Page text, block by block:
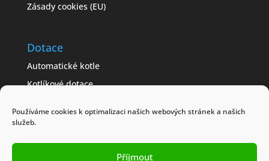
Používáme cookies k optimalizaci našich webových stránek a našich
služeb.
Příjmout
Zásady cookies (EU)
Dotace
Automatické kotle
Kotlíkové dotace
Jak získat dotaci